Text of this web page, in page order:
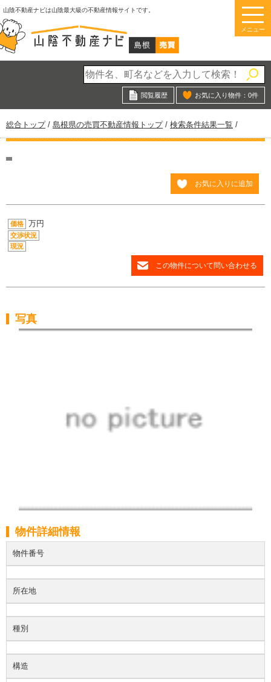
このページの本文へ
山陰不動産ナビは山陰最大級の不動産情報サイトです。
メニュー
閲覧履歴 お気に入り物件： 0件
現
在
位
総合トップ/ 島根県の売買不動産情報トップ/ 検索条件結果一覧 /
お気に入りに追加
価格 万円
交渉状況
現況
この物件について問い合わせる
写真
物件詳細情報
物件番号
所在地
種別
構造